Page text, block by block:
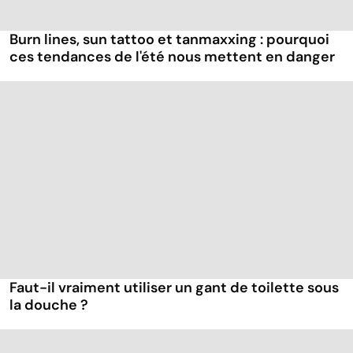
Burn lines, sun tattoo et tanmaxxing : pourquoi
ces tendances de l'été nous mettent en danger
Faut-il vraiment utiliser un gant de toilette sous
la douche ?